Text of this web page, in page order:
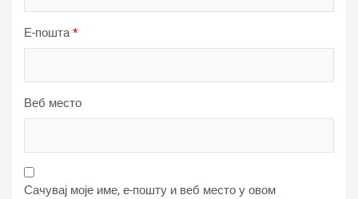
Е-пошта*
Веб место
Сачувај моје име, е-пошту и веб место у овом